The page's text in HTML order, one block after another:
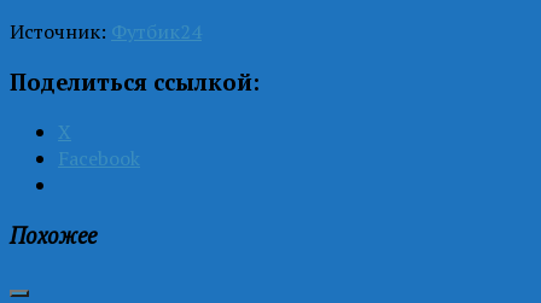
Источник: Футбик24
Поделиться ссылкой:
X
Facebook
Похожее